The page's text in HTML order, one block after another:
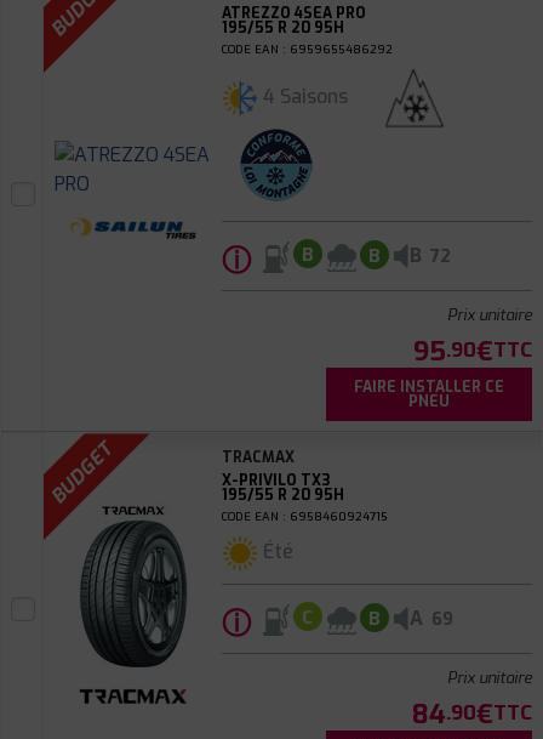
ATREZZO 4SEA PRO
195/55 R 20 95H
CODE EAN : 6959655486292
4 Saisons
ⓘ B B B 72
Prix unitaire
95.90€TTC
FAIRE INSTALLER CE
PNEU
BUDGET
TRACMAX
X-PRIVILO TX3
195/55 R 20 95H
CODE EAN : 6958460924715
Été
ⓘ C B A 69
Prix unitaire
84.90€TTC